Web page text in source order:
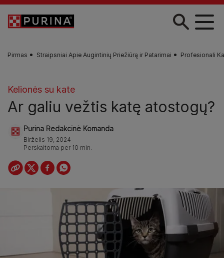
Pereiti į pagrindinį turinį
Pirmas Straipsniai Apie Augintinių Priežiūrą ir Patarimai Profesionali
Kelionės su kate
Ar galiu vežtis katę atostogų?
Purina Redakcinė Komanda
Birželis 19, 2024
Perskaitoma per 10 min.